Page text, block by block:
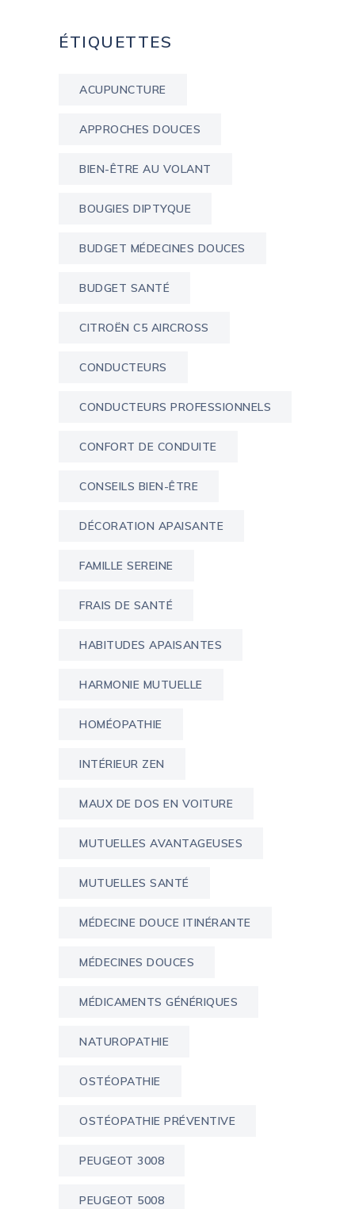
ÉTIQUETTES
ACUPUNCTURE
APPROCHES DOUCES
BIEN-ÊTRE AU VOLANT
BOUGIES DIPTYQUE
BUDGET MÉDECINES DOUCES
BUDGET SANTÉ
CITROËN C5 AIRCROSS
CONDUCTEURS
CONDUCTEURS PROFESSIONNELS
CONFORT DE CONDUITE
CONSEILS BIEN-ÊTRE
DÉCORATION APAISANTE
FAMILLE SEREINE
FRAIS DE SANTÉ
HABITUDES APAISANTES
HARMONIE MUTUELLE
HOMÉOPATHIE
INTÉRIEUR ZEN
MAUX DE DOS EN VOITURE
MUTUELLES AVANTAGEUSES
MUTUELLES SANTÉ
MÉDECINE DOUCE ITINÉRANTE
MÉDECINES DOUCES
MÉDICAMENTS GÉNÉRIQUES
NATUROPATHIE
OSTÉOPATHIE
OSTÉOPATHIE PRÉVENTIVE
PEUGEOT 3008
PEUGEOT 5008